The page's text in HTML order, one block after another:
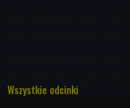
Wszystkie odcinki